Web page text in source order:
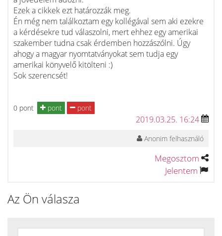
Ezek a cikkek ezt határozzák meg.
Én még nem találkoztam egy kollégával sem aki ezekre
a kérdésekre tud válaszolni, mert ehhez egy amerikai
szakember tudna csak érdemben hozzászólni. Úgy
ahogy a magyar nyomtatványokat sem tudja egy
amerikai könyvelő kitölteni :)
Sok szerencsét!
0 pont pont pont
2019.03.25. 16:24
Anonim felhasználó
Megosztom
Jelentem
Az Ön válasza